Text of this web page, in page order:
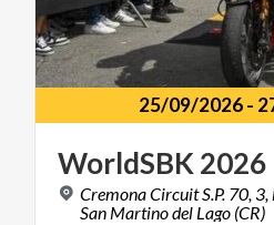
25/09/2026-
WorldSBK 2026
Cremona Circuit S.P. 70,
San Martino del Lago (CR)